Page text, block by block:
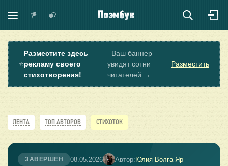
⭐
Разместите здесь
рекламу своего
стихотворения!
Ваш баннер
увидят сотни
читателей →
Разместить
ЛЕНТА ТОП АВТОРОВ СТИХОТОК
ЗАВЕРШЁН 08.05.2026 Автор:Юлия Волга-Яр